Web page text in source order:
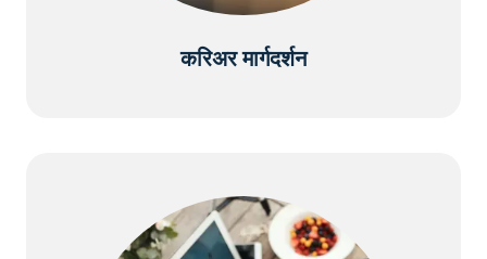
करिअर मार्गदर्शन